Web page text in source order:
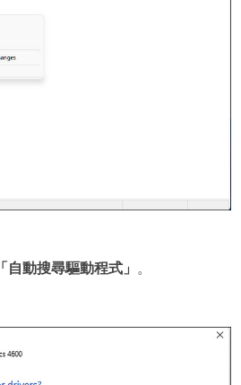
「自動搜尋驅動程式」 。